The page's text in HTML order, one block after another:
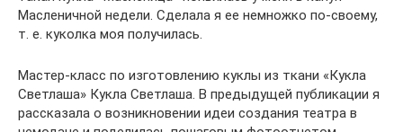
Масленичной недели. Сделала я ее немножко по-своему,
т. е. куколка моя получилась.
Мастер-класс по изготовлению куклы из ткани «Кукла
Светлаша» Кукла Светлаша. В предыдущей публикации я
рассказала о возникновении идеи создания театра в